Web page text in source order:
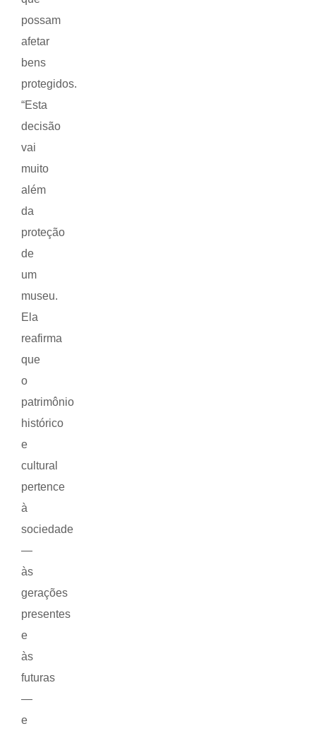
possam
afetar
bens
protegidos.
“Esta
decisão
vai
muito
além
da
proteção
de
um
museu.
Ela
reafirma
que
o
patrimônio
histórico
e
cultural
pertence
à
sociedade
—
às
gerações
presentes
e
às
futuras
—
e